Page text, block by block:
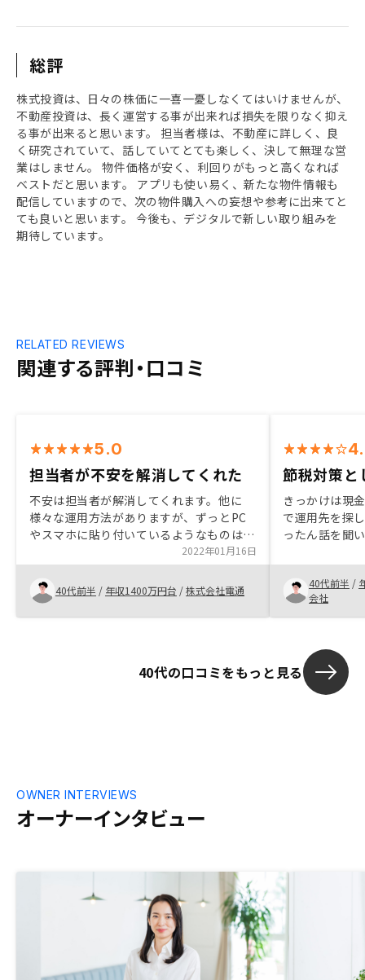
総評
株式投資は、日々の株価に一喜一憂しなくてはいけませんが、
不動産投資は、長く運営する事が出来れば損失を限りなく抑え
る事が出来ると思います。 担当者様は、不動産に詳しく、良
く研究されていて、話していてとても楽しく、決して無理な営
業はしません。 物件価格が安く、利回りがもっと高くなれば
ベストだと思います。 アプリも使い易く、新たな物件情報も
配信していますので、次の物件購入への妄想や参考に出来てと
ても良いと思います。 今後も、デジタルで新しい取り組みを
期待しています。
関連する評判・口コミ
RELATED REVIEWS
5.0
担当者が不安を解消してくれた
不安は担当者が解消してくれます。他に
様々な運用方法がありますが、ずっとPC
やスマホに貼り付いているようなものは、
自分には向かないので不動産投資にしまし
た。長い目で見た場合、また、ご家族がい
るような人、老後が心配な人には向いてい
るのではないでしょうか。
2022年01月16日
40代前半 / 年収1400万円台 /株式会社電通
節税対策と
きっかけは現
で運用先を探
ったん話を聞
った。いくつ
ービスの良さ
より良いと感
40代前半 /
会社
40代の口コミをもっと見る
オーナーインタビュー
OWNER INTERVIEWS